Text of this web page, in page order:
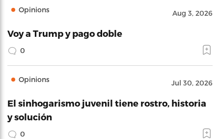
Opinions Aug 3, 2026
Voy a Trump y pago doble
0
Opinions Jul 30, 2026
El sinhogarismo juvenil tiene rostro, historia
y solución
0